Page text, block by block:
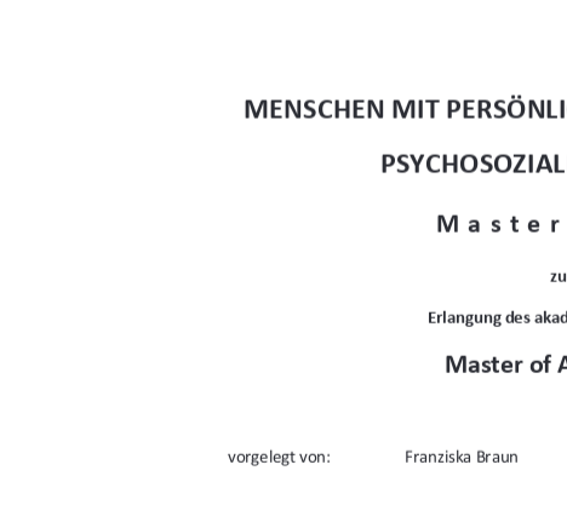
MENSCHEN MIT
Erlangung des
Master of
vorgelegt von: Franziska Braun